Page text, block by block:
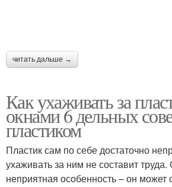
читать дальше →
Как ухаживать за
окнами 6 дельных
пластиком
Пластик сам по себе достаточно
ухаживать за ним не составит труда.
неприятная особенность – он может